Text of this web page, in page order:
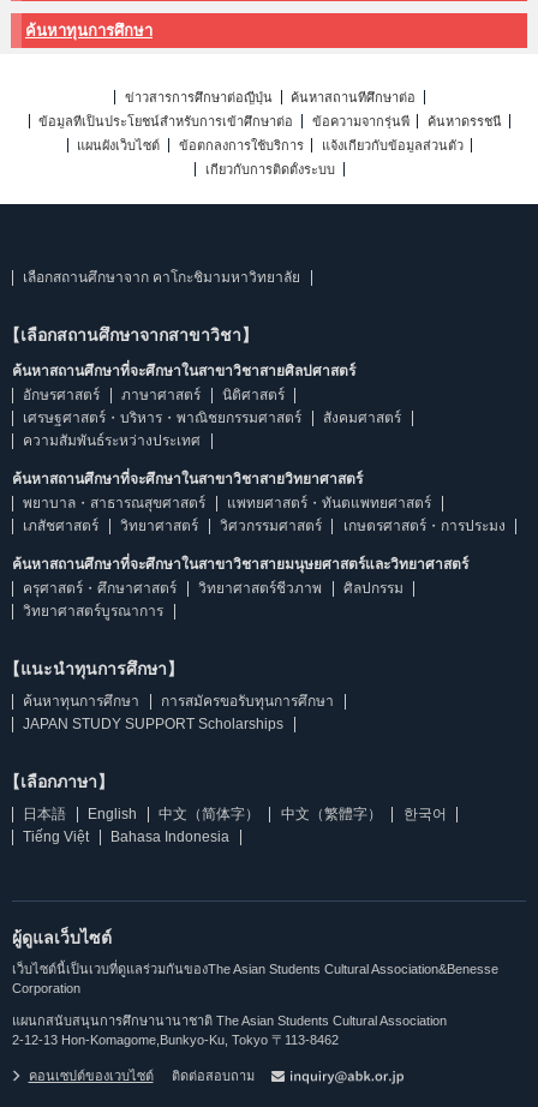
ค้นหาทุนการศึกษา
ข่าวสารการศึกษาต่อญี่ปุ่น
ค้นหาสถานที่ศึกษาต่อ
ข้อมูลที่เป็นประโยชน์สำหรับการเข้าศึกษาต่อ
ข้อความจากรุ่นพี่
ค้นหาดรรชนี
แผนผังเว็บไซต์
ข้อตกลงการใช้บริการ
แจ้งเกี่ยวกับข้อมูลส่วนตัว
เกี่ยวกับการติดตั้งระบบ
เลือกสถานศึกษาจาก คาโกะชิมามหาวิทยาลัย
【เลือกสถานศึกษาจากสาขาวิชา】
ค้นหาสถานศึกษาที่จะศึกษาในสาขาวิชาสายศิลปศาสตร์
อักษรศาสตร์
ภาษาศาสตร์
นิติศาสตร์
เศรษฐศาสตร์・บริหาร・พาณิชยกรรมศาสตร์
สังคมศาสตร์
ความสัมพันธ์ระหว่างประเทศ
ค้นหาสถานศึกษาที่จะศึกษาในสาขาวิชาสายวิทยาศาสตร์
พยาบาล・สาธารณสุขศาสตร์
แพทยศาสตร์・ทันตแพทยศาสตร์
เภสัชศาสตร์
วิทยาศาสตร์ วิศวกรรมศาสตร์ เกษตรศาสตร์・การประมง
ค้นหาสถานศึกษาที่จะศึกษาในสาขาวิชาสายมนุษยศาสตร์และวิทยาศาสตร์
ครุศาสตร์・ศึกษาศาสตร์
วิทยาศาสตร์ชีวภาพ
ศิลปกรรม
วิทยาศาสตร์บูรณาการ
【แนะนำทุนการศึกษา】
ค้นหาทุนการศึกษา
การสมัครขอรับทุนการศึกษา
JAPAN STUDY SUPPORT Scholarships
【เลือกภาษา】
日本語 English 中文（简体字） 中文（繁體字）
한국어
Tiếng Việt
Bahasa Indonesia
ผู้ดูแลเว็บไซต์
เว็บไซต์นี้เป็นเวบที่ดูแลร่วมกันของThe Asian Students Cultural Association&Benesse
Corporation
แผนกสนับสนุนการศึกษานานาชาติ The Asian Students Cultural Association
2-12-13 Hon-Komagome,Bunkyo-Ku, Tokyo 〒113-8462
คอนเซปต์ของเวบไซต์ ติดต่อสอบถาม